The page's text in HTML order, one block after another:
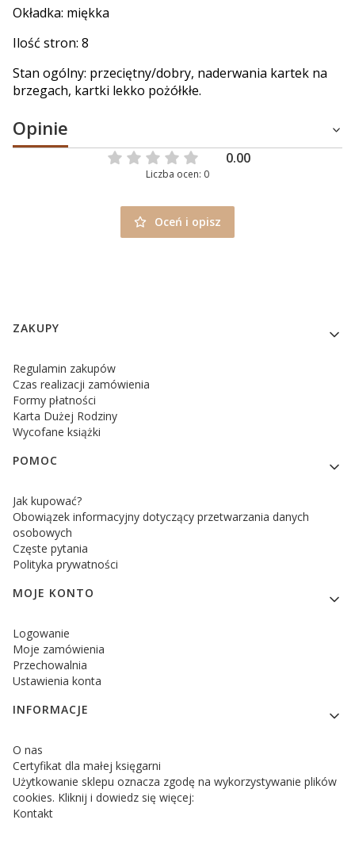
Okładka: miękka
Ilość stron: 8
Stan ogólny: przeciętny/dobry, naderwania kartek na
brzegach, kartki lekko pożółkłe.
Opinie
0.00
Liczba ocen: 0
Oceń i opisz
Linki w stopce
ZAKUPY
Regulamin zakupów
Czas realizacji zamówienia
Formy płatności
Karta Dużej Rodziny
Wycofane książki
POMOC
Jak kupować?
Obowiązek informacyjny dotyczący przetwarzania danych
osobowych
Częste pytania
Polityka prywatności
MOJE KONTO
Logowanie
Moje zamówienia
Przechowalnia
Ustawienia konta
INFORMACJE
O nas
Certyfikat dla małej księgarni
Użytkowanie sklepu oznacza zgodę na wykorzystywanie plików
cookies. Kliknij i dowiedz się więcej:
Kontakt